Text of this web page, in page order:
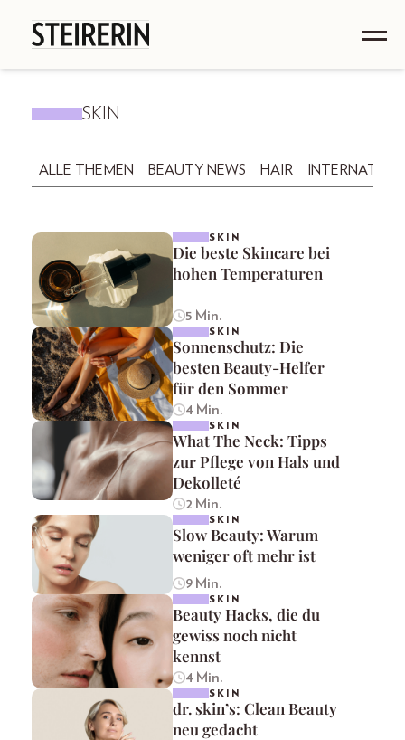
SKIN
ALLE THEMEN BEAUTY NEWS HAIR
SKIN
Die beste Skincare bei
hohen Temperaturen
5 Min.
SKIN
Sonnenschutz: Die
besten Beauty-Helfer
für den Sommer
4 Min.
SKIN
What The Neck: Tipps
zur Pflege von Hals und
Dekolleté
2 Min.
SKIN
Slow Beauty: Warum
weniger oft mehr ist
9 Min.
SKIN
Beauty Hacks, die du
gewiss noch nicht
kennst
4 Min.
SKIN
dr. skin’s: Clean Beauty
neu gedacht